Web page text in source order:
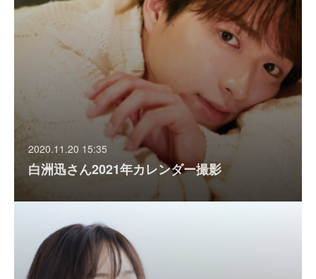
2020.11.20 15:35
白洲迅さん2021年カレンダー撮影